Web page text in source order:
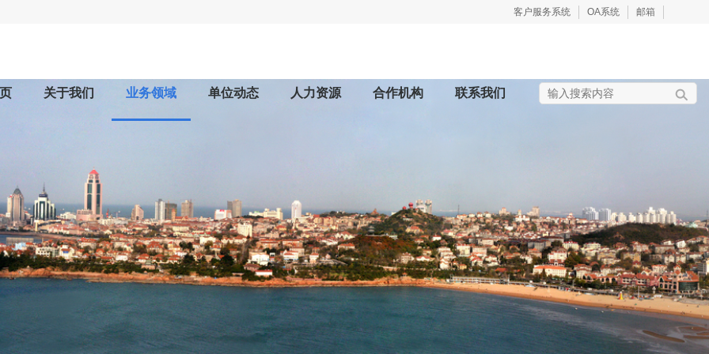
客户服务系统 OA系统 邮箱
关于我们 业务领域 单位动态 人力资源 合作机构 联系我们